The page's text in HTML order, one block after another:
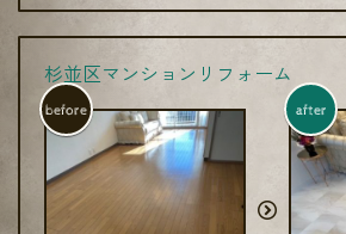
杉並区マンションリフォーム
before after